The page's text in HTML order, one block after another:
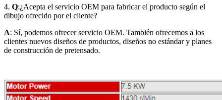
4. Q:¿Acepta el servicio OEM para fabricar el producto según el
dibujo ofrecido por el cliente?
A: Sí, podemos ofrecer servicio OEM. También ofrecemos a los
clientes nuevos diseños de productos, diseños no estándar y planes
de construcción de pretensado.